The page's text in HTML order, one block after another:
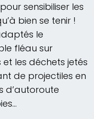
sensibiliser les
bien se tenir !
le
fléau sur
les déchets jetés
de projectiles en
d’autoroute